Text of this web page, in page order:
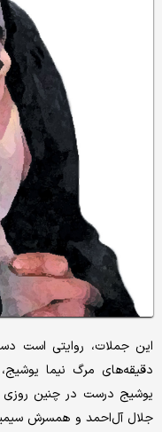
این‌ جملات، روایتی است
یوشیج درست در چنین روزی